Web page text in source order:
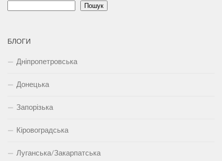
Пошук
БЛОГИ
Дніпропетровська
Донецька
Запорізька
Кіровоградська
Луганська/Закарпатська